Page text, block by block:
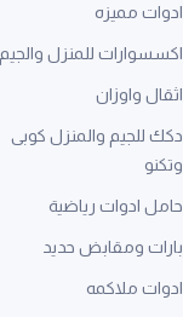
ادوات مميزه
اكسسوارات للمنزل والجيم
اثقال واوزان
دكك للجيم والمنزل كوبى
وتكنو
حامل ادوات رياضية
بارات ومقابض حديد
ادوات ملاكمه